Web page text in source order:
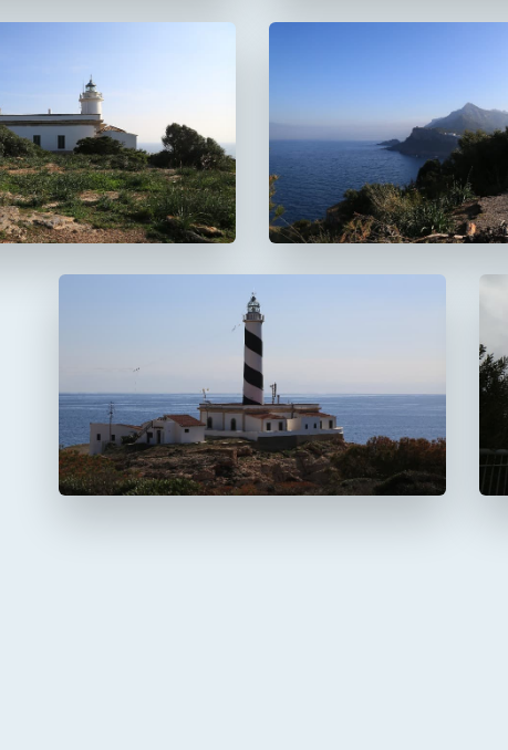
Cap Blanc
Blanco
Faro del
De Muleta
Faro de Cala Figuera